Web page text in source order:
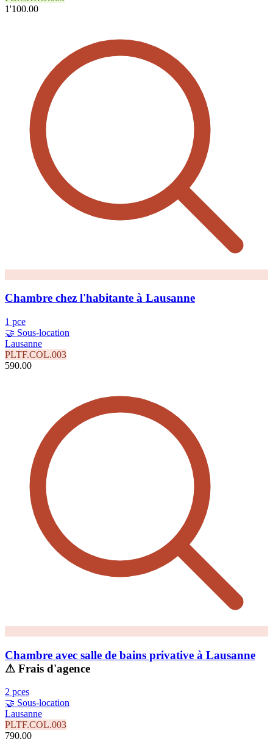
1'100.00
Chambre chez l'habitante à Lausanne
1 pce
🤝 Sous-location
Lausanne
PLTF.COL.003
590.00
Chambre avec salle de bains privative à Lausanne
⚠ Frais d'agence
2 pces
🤝 Sous-location
Lausanne
PLTF.COL.003
790.00